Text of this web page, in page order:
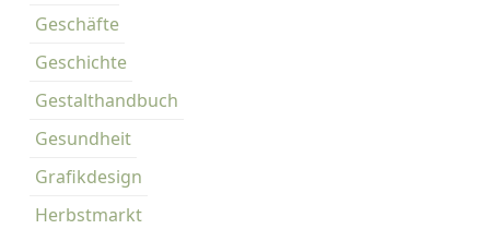
Geschäfte
Geschichte
Gestalthandbuch
Gesundheit
Grafikdesign
Herbstmarkt